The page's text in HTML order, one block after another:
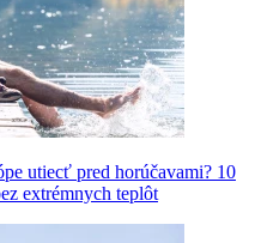
utiecť pred horúčavami? 10
extrémnych teplôt